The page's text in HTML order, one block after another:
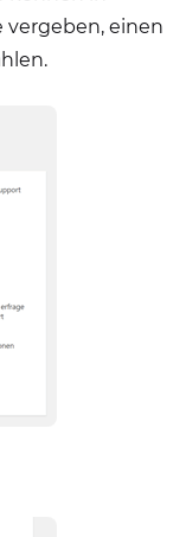
vergeben, einen